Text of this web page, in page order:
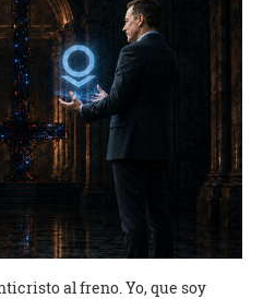
al freno. Yo, que soy